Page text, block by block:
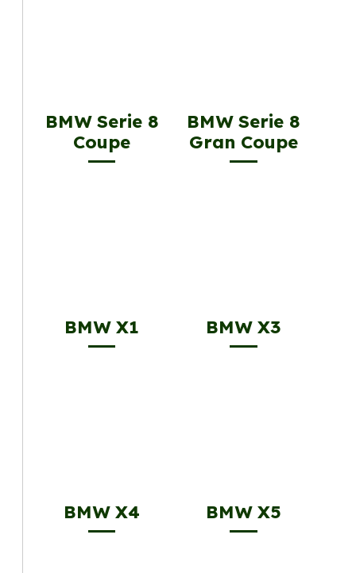
BMW Serie 8
Coupe
BMW Serie 8
Gran Coupe
BMW X1 BMW X3
BMW X4 BMW X5